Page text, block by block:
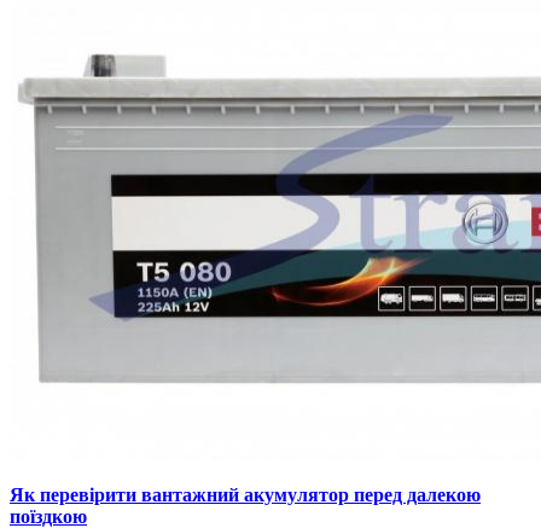
Як перевірити вантажний акумулятор перед далекою
поїздкою